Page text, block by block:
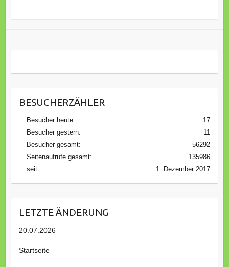
BESUCHERZÄHLER
17
Besucher heute:
11
Besucher gestern:
56292
Besucher gesamt:
135986
Seitenaufrufe gesamt:
1. Dezember 2017
seit:
LETZTE ÄNDERUNG
20.07.2026
Startseite